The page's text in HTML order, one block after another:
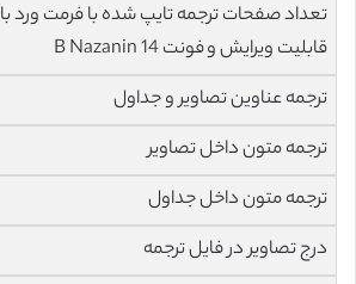
تعداد صفحات ترجمه تایپ شده با فرمت ورد با
قابلیت ویرایش و فونت 14 B Nazanin
ترجمه عناوین تصاویر و جداول
ترجمه متون داخل تصاویر
ترجمه متون داخل جداول
درج تصاویر در فایل ترجمه